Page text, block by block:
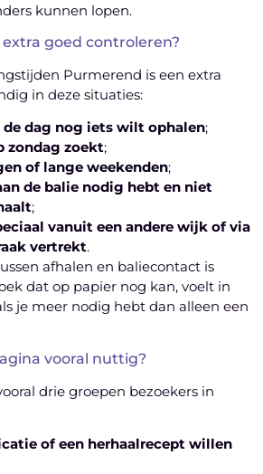
kunnen lopen.
goed controleren?
Purmerend is een extra
in deze situaties:
de dag nog iets wilt ophalen;
zondag zoekt;
of lange weekenden;
de balie nodig hebt en niet
;
vanuit een andere wijk of via
vertrekt.
afhalen en baliecontact is
dat op papier nog kan, voelt in
je meer nodig hebt dan alleen een
vooral nuttig?
drie groepen bezoekers in
of een herhaalrecept willen